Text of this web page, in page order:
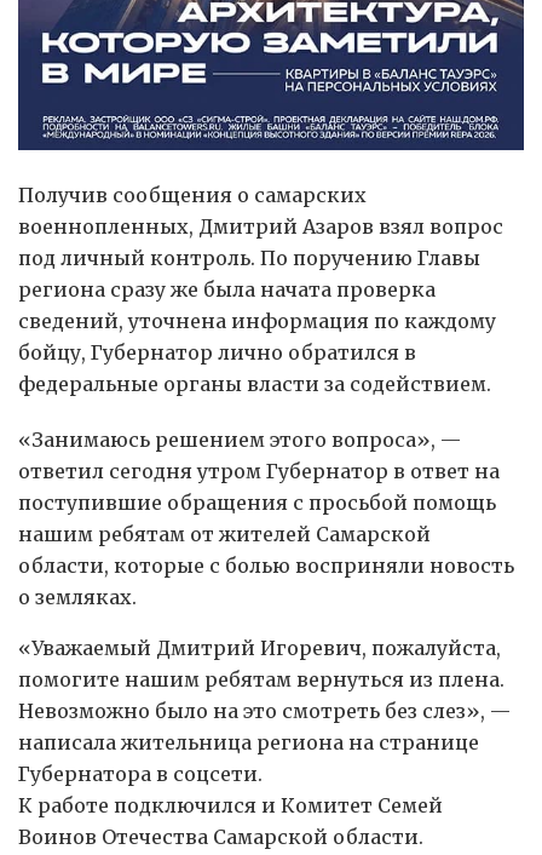
Получив сообщения о самарских
военнопленных, Дмитрий Азаров взял вопрос
под личный контроль. По поручению Главы
региона сразу же была начата проверка
сведений, уточнена информация по каждому
бойцу, Губернатор лично обратился в
федеральные органы власти за содействием.
«Занимаюсь решением этого вопроса», —
ответил сегодня утром Губернатор в ответ на
поступившие обращения с просьбой помощь
нашим ребятам от жителей Самарской
области, которые с болью восприняли новость
о земляках.
«Уважаемый Дмитрий Игоревич, пожалуйста,
помогите нашим ребятам вернуться из плена.
Невозможно было на это смотреть без слез», —
написала жительница региона на странице
Губернатора в соцсети.
К работе подключился и Комитет Семей
Воинов Отечества Самарской области.